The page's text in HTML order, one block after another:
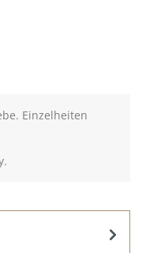
Einzelheiten